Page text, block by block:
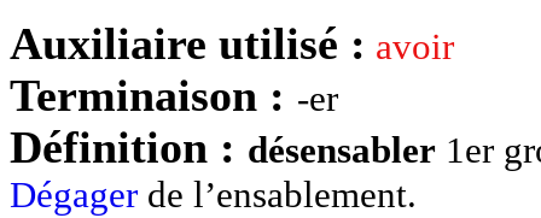
Auxiliaire utilisé : avoir
Terminaison : -er
Définition : désensabler 1er
Dégager de l’ensablement.